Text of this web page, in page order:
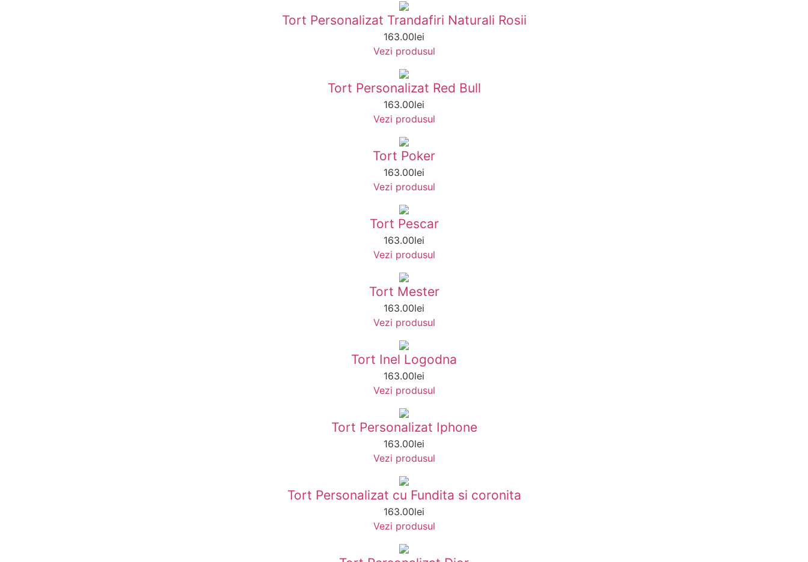
Tort Personalizat Trandafiri Naturali Rosii
163.00lei
Vezi produsul
Tort Personalizat Red Bull
163.00lei
Vezi produsul
Tort Poker
163.00lei
Vezi produsul
Tort Pescar
163.00lei
Vezi produsul
Tort Mester
163.00lei
Vezi produsul
Tort Inel Logodna
163.00lei
Vezi produsul
Tort Personalizat Iphone
163.00lei
Vezi produsul
Tort Personalizat cu Fundita si coronita
163.00lei
Vezi produsul